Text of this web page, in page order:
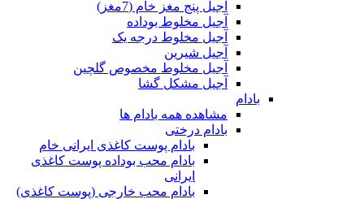
آجیل پنج مغز خام (7مغز)
آجیل مخلوط بوداده
آجیل مخلوط درجه یک
آجیل شیرین
آجیل مخلوط مخصوص گلچین
آجیل مشکل گشا
بادام
مشاهده همه بادام ها
بادام درختی
بادام پوست کاغذی ایرانی خام
بادام محب بوداده پوست کاغذی
ایرانی
بادام محب خارجی (پوست کاغذی)